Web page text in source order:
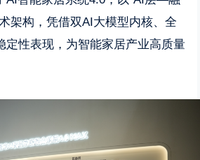
架构，凭借双AI大模型内核、全
定性表现，为智能家居产业高质量